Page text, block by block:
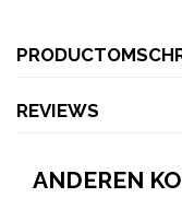
REVIEWS
ANDEREN